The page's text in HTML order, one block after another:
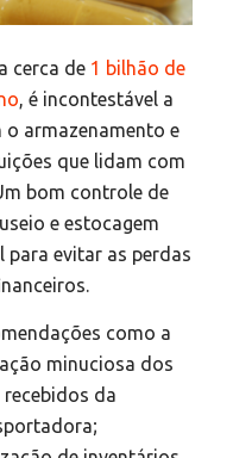
cerca de 1 bilhão de
, é incontestável a
armazenamento e
que lidam com
bom controle de
e estocagem
para evitar as perdas
como a
minuciosa dos
recebidos da